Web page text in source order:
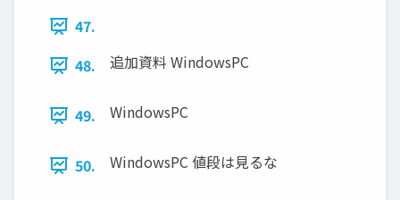
47.
48.
追加資料 WindowsPC
49. WindowsPC
50. WindowsPC 値段は見るな